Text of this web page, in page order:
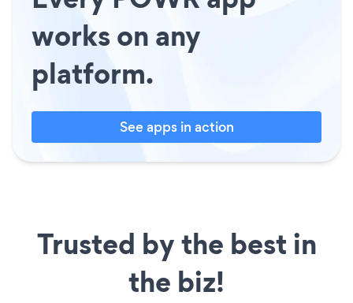
works on any
platform.
See apps in action
Trusted by the best in
the biz!